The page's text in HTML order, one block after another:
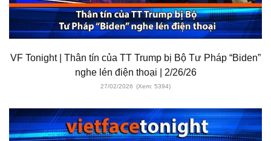
VF Tonight | Thân tín của TT Trump bị Bộ Tư Pháp “Biden”
nghe lén điện thoại | 2/26/26
27/02/2026 (Xem: 5394)